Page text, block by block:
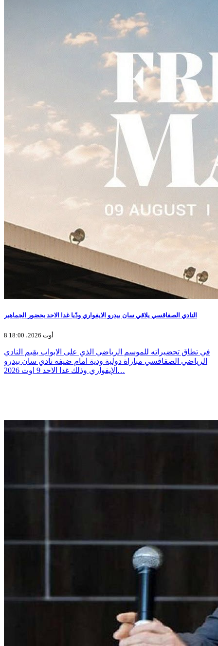
النادي الصفاقسي يلاقي سان بيدرو الايفواري ودّيا غدا الاحد بحضور الجماهير
8 أوت 2026، 18:00
في تطاق تحضيراته للموسم الرياضي الذي على الابواب يقيم النادي
الرياضي الصفاقسي مباراة دولية ودية امام ضيفه نادي سان بيدرو
الإيفواري وذلك غدا الاحد 9 اوت 2026…